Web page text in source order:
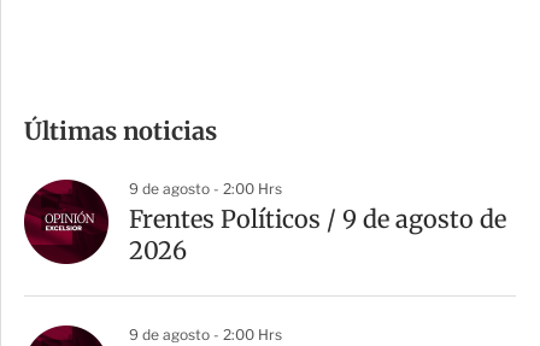
p
a
r
t
Últimas noticias
9 de agosto - 2:00 Hrs
Frentes Políticos / 9 de agosto de
2026
9 de agosto - 2:00 Hrs